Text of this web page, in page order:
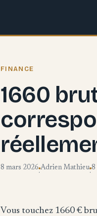
FINANCE
1660
8 mars 2026
·
Adrien Mathieu
·
8
Vous touchez 1660 €